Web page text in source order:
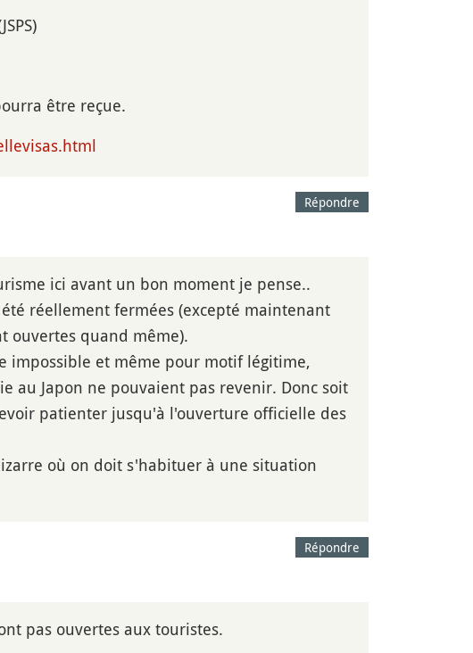
être reçue.
Répondre
ici avant un bon moment je pense..
réellement fermées (excepté maintenant
ouvertes quand même).
impossible et même pour motif légitime,
au Japon ne pouvaient pas revenir. Donc soit
patienter jusqu'à l'ouverture officielle des
où on doit s'habituer à une situation
Répondre
pas ouvertes aux touristes.